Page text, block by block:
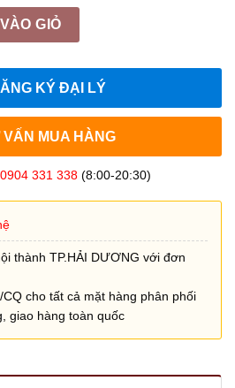
GIỎ
KÝ ĐẠI LÝ
VẤN MUA HÀNG
0904 331 338(8:00-20:30)
thành TP.HẢI DƯƠNG với đơn
cho tất cả mặt hàng phân phối
giao hàng toàn quốc